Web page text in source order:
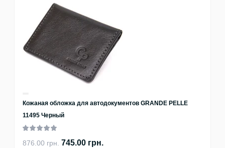
Кожаная обложка для автодокументов GRANDE PELLE
11495 Черный
876.00 грн. 745.00 грн.